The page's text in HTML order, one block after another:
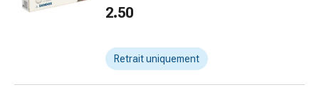
et
Bandes
2.50
Retrait uniquement